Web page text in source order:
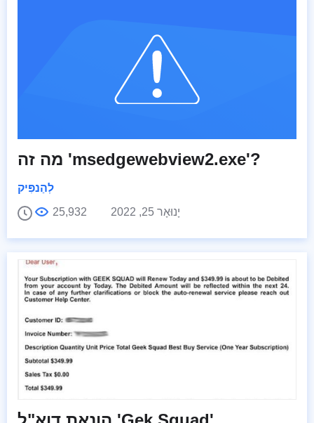
מה זה 'msedgewebview2.exe'?
לְהַנפִּיק
יָנוּאָר 25, 2022
25,932